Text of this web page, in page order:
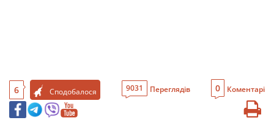
6 Сподобалося 9031 Переглядів 0 Коментарі